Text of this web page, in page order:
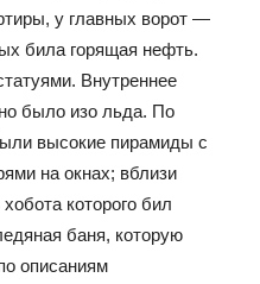
у главных ворот —
била горящая нефть.
Внутреннее
было изо льда. По
высокие пирамиды с
на окнах; вблизи
которого бил
баня, которую
описаниям